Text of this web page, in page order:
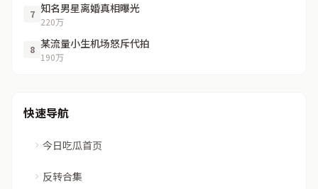
7 知名男星离婚真相曝光
220万
8 某流量小生机场怒斥代拍
190万
快速导航
今日吃瓜首页
反转合集